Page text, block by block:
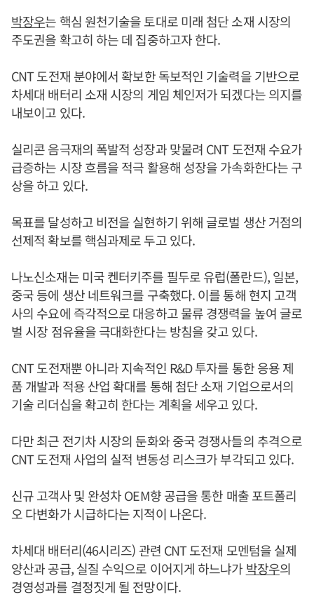
박장우는 핵심 원천기술을 토대로 미래 첨단 소재 시장의
주도권을 확고히 하는 데 집중하고자 한다.
CNT 도전재 분야에서 확보한 독보적인 기술력을 기반으로
차세대 배터리 소재 시장의 게임 체인저가 되겠다는 의지를
내보이고 있다.
실리콘 음극재의 폭발적 성장과 맞물려 CNT 도전재 수요가
급증하는 시장 흐름을 적극 활용해 성장을 가속화한다는 구
상을 하고 있다.
목표를 달성하고 비전을 실현하기 위해 글로벌 생산 거점의
선제적 확보를 핵심과제로 두고 있다.
나노신소재는 미국 켄터키주를 필두로 유럽(폴란드), 일본,
중국 등에 생산 네트워크를 구축했다. 이를 통해 현지 고객
사의 수요에 즉각적으로 대응하고 물류 경쟁력을 높여 글로
벌 시장 점유율을 극대화한다는 방침을 갖고 있다.
CNT 도전재뿐 아니라 지속적인 R&D 투자를 통한 응용 제
품 개발과 적용 산업 확대를 통해 첨단 소재 기업으로서의
기술 리더십을 확고히 한다는 계획을 세우고 있다.
다만 최근 전기차 시장의 둔화와 중국 경쟁사들의 추격으로
CNT 도전재 사업의 실적 변동성 리스크가 부각되고 있다.
신규 고객사 및 완성차 OEM향 공급을 통한 매출 포트폴리
오 다변화가 시급하다는 지적이 나온다.
차세대 배터리(46시리즈) 관련 CNT 도전재 모멘텀을 실제
양산과 공급, 실질 수익으로 이어지게 하느냐가 박장우의
경영성과를 결정짓게 될 전망이다.